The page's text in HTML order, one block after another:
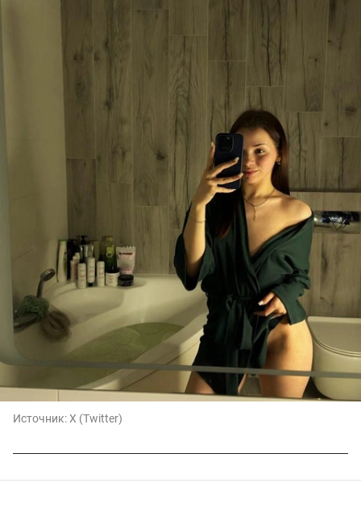
Источник:X (Twitter)